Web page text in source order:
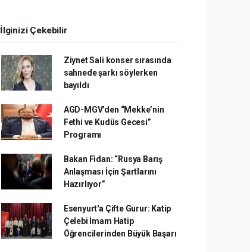
İlginizi Çekebilir
Ziynet Sali konser sırasında
sahnede şarkı söylerken
bayıldı
AGD-MGV’den “Mekke’nin
Fethi ve Kudüs Gecesi”
Programı
Bakan Fidan: “Rusya Barış
Anlaşması İçin Şartlarını
Hazırlıyor”
Esenyurt'a Çifte Gurur: Katip
Çelebi İmam Hatip
Öğrencilerinden Büyük Başarı